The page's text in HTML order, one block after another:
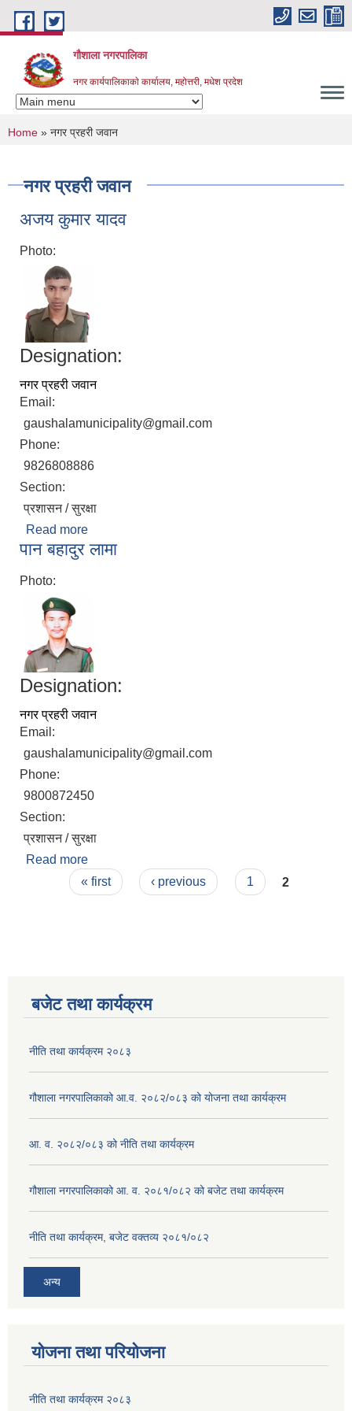
Skip to main content
गौशाला नगरपालिका
नगर कार्यपालिकाकाे कार्यालय, महोत्तरी, मधेश प्रदेश
You are here
Home » नगर प्रहरी जवान
नगर प्रहरी जवान
अजय कुमार यादव
Photo:
Designation:
नगर प्रहरी जवान
Email:
gaushalamunicipality@gmail.com
Phone:
9826808886
Section:
प्रशासन / सुरक्षा
Read more
पान बहादुर लामा
Photo:
Designation:
नगर प्रहरी जवान
Email:
gaushalamunicipality@gmail.com
Phone:
9800872450
Section:
प्रशासन / सुरक्षा
Read more
Pages« first ‹ previous 1 2
बजेट तथा कार्यक्रम
नीति तथा कार्यक्रम २०८३
गौशाला नगरपालिकाको आ.व. २०८२/०८३ को योजना तथा कार्यक्रम
आ. व. २०८२/०८३ को नीति तथा कार्यक्रम
गौशाला नगरपालिकाको आ. व. २०८१/०८२ को बजेट तथा कार्यक्रम
नीति तथा कार्यक्रम, बजेट वक्तव्य २०८१/०८२
अन्य
योजना तथा परियोजना
नीति तथा कार्यक्रम २०८३